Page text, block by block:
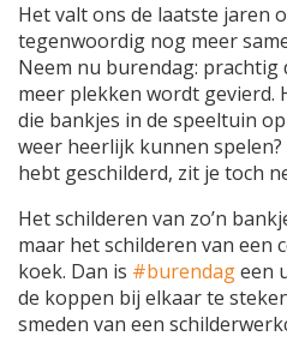
Het valt ons de laatste jaren
tegenwoordig nog meer
Neem nu burendag: prachtig
meer plekken wordt gevierd.
die bankjes in de speeltuin
weer heerlijk kunnen
hebt geschilderd, zit je toch
Het schilderen van zo’n
maar het schilderen van een
koek. Dan is #burendageen
de koppen bij elkaar te
smeden van een